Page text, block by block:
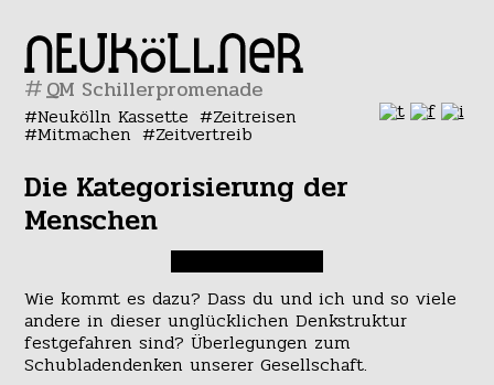
#
Neukölln Kassette Zeitreisen
Mitmachen Zeitvertreib
Die Kategorisierung der
Menschen
Wie kommt es dazu? Dass du und ich und so viele
andere in dieser unglücklichen Denkstruktur
festgefahren sind?Überlegungen zum
Schubladendenken unserer Gesellschaft.